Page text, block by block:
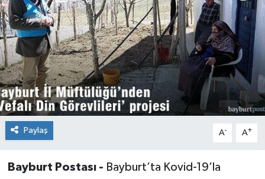
Paylaş A- A+
Bayburt Postası - Bayburt’ta Kovid-19’la